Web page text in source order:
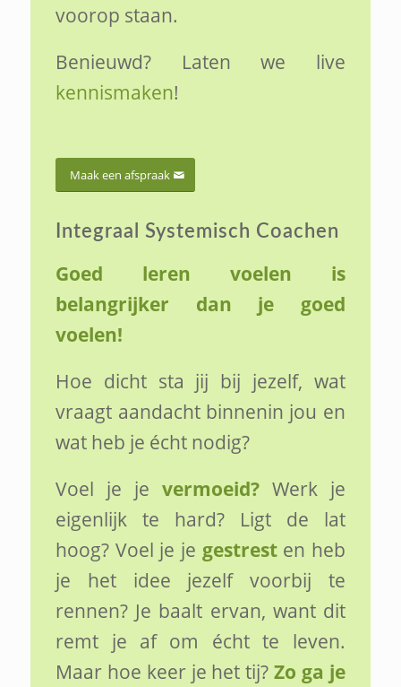
voorop staan.
Benieuwd? Laten we live
kennismaken!
Maak een afspraak
Integraal Systemisch Coachen
Goed leren voelen is
belangrijker dan je goed
voelen!
Hoe dicht sta jij bij jezelf, wat
vraagt aandacht binnenin jou en
wat heb je écht nodig?
Voel je je vermoeid?Werk je
eigenlijk te hard? Ligt de lat
hoog? Voel je je gestresten heb
je het idee jezelf voorbij te
rennen? Je baalt ervan, want dit
remt je af om écht te leven.
Maar hoe keer je het tij?Zo ga je